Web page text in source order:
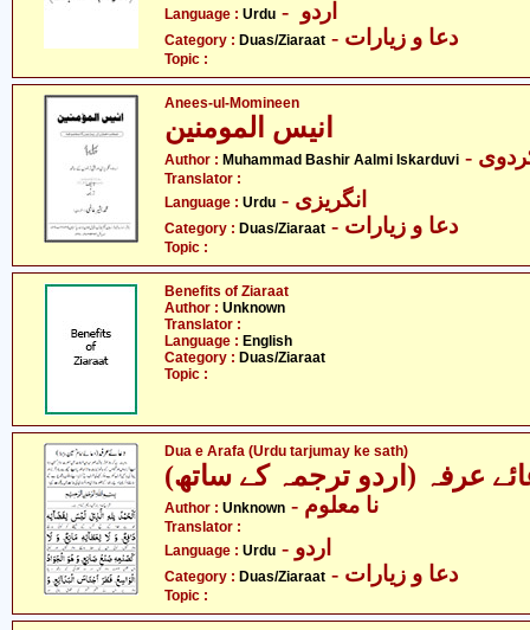
Language : Urdu
Category : Duas/Ziaraat - دعا و زیارات
Topic :
Anees-ul-Momineen
انیس المومنین
Author : Muhammad Bashir Aalmi Iskarduvi
Translator :
Language : Urdu - انگریزی
Category : Duas/Ziaraat - دعا و زیارات
Topic :
Benefits of Ziaraat
Author : Unknown
Translator :
Language : English
Category : Duas/Ziaraat
Topic :
Dua e Arafa (Urdu tarjumay ke sath)
عرفہ (اردو ترجمہ کے ساتھ)
Author : Unknown - نا معلوم
Translator :
Language : Urdu - اردو
Category : Duas/Ziaraat - دعا و زیارات
Topic :